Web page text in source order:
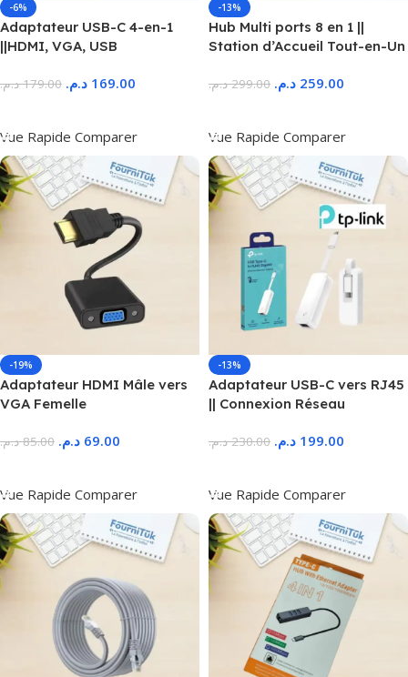
-6%
Adaptateur USB-C 4-en-1
||HDMI, VGA, USB
179.00 د.م. 169.00 د.م.
Vue Rapide Comparer
-13%
Hub Multi ports 8 en 1 ||
Station d’Accueil Tout-en-Un
299.00 د.م. 259.00 د.م.
Vue Rapide Comparer
-19%
Adaptateur HDMI Mâle vers
VGA Femelle
85.00 د.م. 69.00 د.م.
Vue Rapide Comparer
-13%
Adaptateur USB-C vers RJ45
|| Connexion Réseau
230.00 د.م. 199.00 د.م.
Vue Rapide Comparer